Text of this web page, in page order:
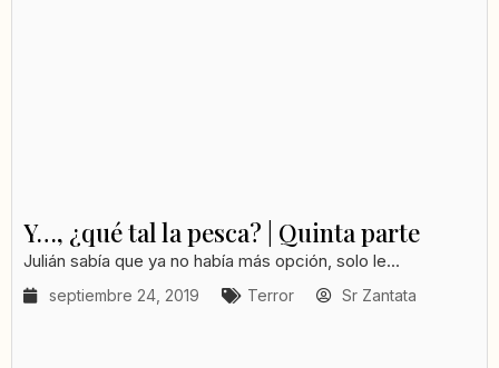
Y…, ¿qué tal la pesca? | Quinta parte
Julián sabía que ya no había más opción, solo le...
septiembre 24, 2019 Terror Sr Zantata